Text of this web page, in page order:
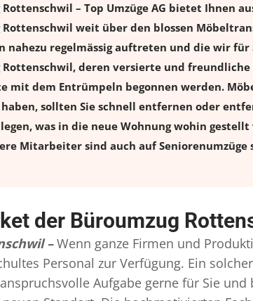
Rottenschwil – Top Umzüge AG bietet Ihnen
Rottenschwil weit über den blossen
nahezu regelmässig auftreten und die wir
Rottenschwil, deren versierte und
mit dem Entrümpeln begonnen werden.
sollten Sie schnell entfernen oder
was in die neue Wohnung wohin
Mitarbeiter sind auch auf
der Büroumzug
– Wenn ganze Firmen und
Personal zur Verfügung. Ein
Aufgabe gerne für Sie